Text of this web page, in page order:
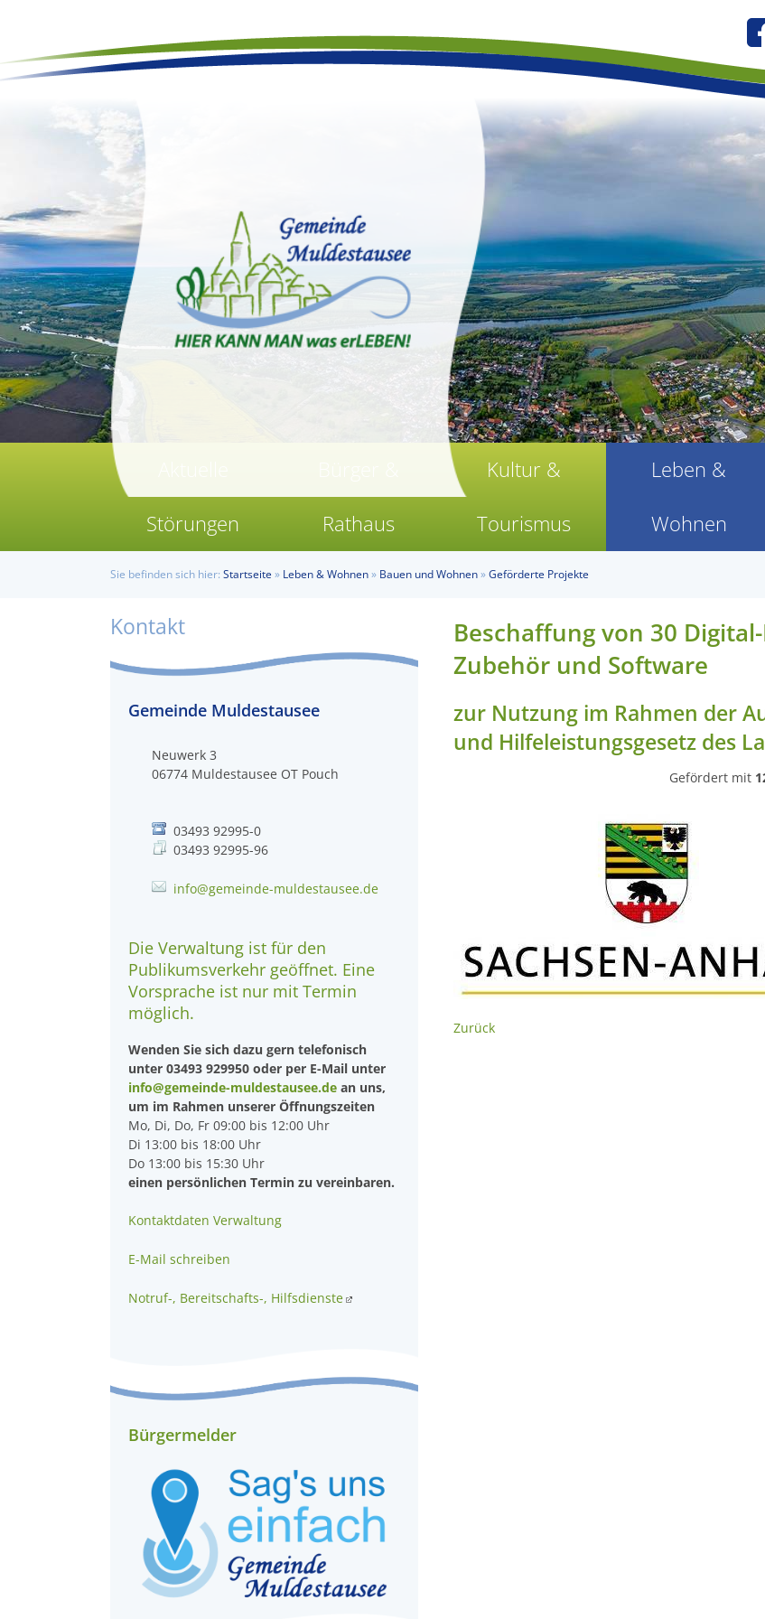
Störungen Rathaus
Kultur &
Tourismus
Leben &
Wohnen
Sie befinden sich hier: Startseite » Leben & Wohnen» Bauen und Wohnen»Geförderte Projekte
Beschaffung von 30
Zubehör und Software
zur Nutzung im Rahmen der
und Hilfeleistungsgesetz des
Gefördert mit
Zurück
Kontakt
Gemeinde Muldestausee
Neuwerk 3
06774 Muldestausee OT Pouch
03493 92995-0
03493 92995-96
info@gemeinde-muldestausee.de
Die Verwaltung ist für den
Publikumsverkehr geöffnet. Eine
Vorsprache ist nur mit Termin
möglich.
Wenden Sie sich dazu gern telefonisch
unter 03493 929950 oder per E-Mail unter
info@gemeinde-muldestausee.de an uns,
um im Rahmen unserer Öffnungszeiten
Mo, Di, Do, Fr 09:00 bis 12:00 Uhr
Di 13:00 bis 18:00 Uhr
Do 13:00 bis 15:30 Uhr
einen persönlichen Termin zu vereinbaren.
Kontaktdaten Verwaltung
E-Mail schreiben
Notruf-, Bereitschafts-, Hilfsdienste
Bürgermelder